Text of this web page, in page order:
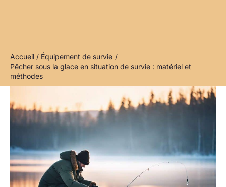
Accueil
Équipement de survie
Pêcher sous la glace en situation de survie : matériel et
méthodes